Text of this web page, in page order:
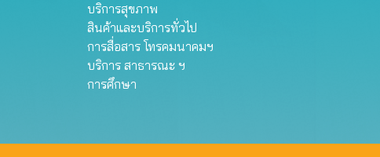
บริการสุขภาพ
สินค้าและบริการทั่วไป
การสื่อสาร โทรคมนาคมฯ
บริการ สาธารณะ ฯ
การศึกษา